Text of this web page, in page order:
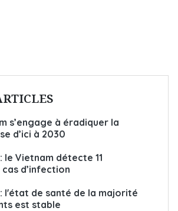
s’engage à éradiquer la
d’ici à 2030
: le Vietnam détecte 11
d’infection
: l'état de santé de la majorité
est stable